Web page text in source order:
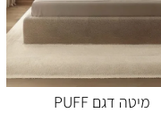
מיטה דגם PUFF